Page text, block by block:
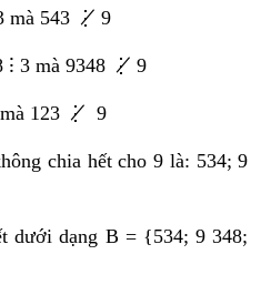
mà 543 ⋮̸ 9
⁝ 3 mà 9348 ⋮̸ 9
mà 123 ⋮̸ 9
chia hết cho 9 là: 534; 9
dưới dạng B = {534; 9 348;